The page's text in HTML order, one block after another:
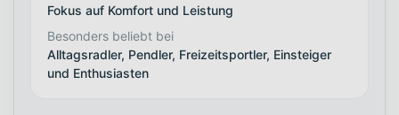
Fokus auf Komfort und Leistung
Besonders beliebt bei
Alltagsradler, Pendler, Freizeitsportler, Einsteiger
und Enthusiasten